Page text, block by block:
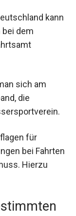
kann
bei dem
sich am
die
für
bei Fahrten
Hierzu